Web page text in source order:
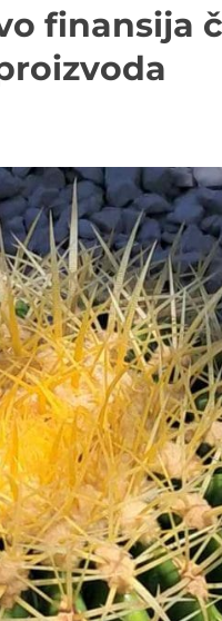
finansija